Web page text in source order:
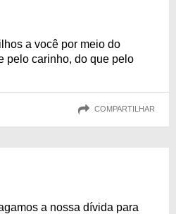
a você por meio do
pelo carinho, do que pelo
COMPARTILHAR
a nossa dívida para